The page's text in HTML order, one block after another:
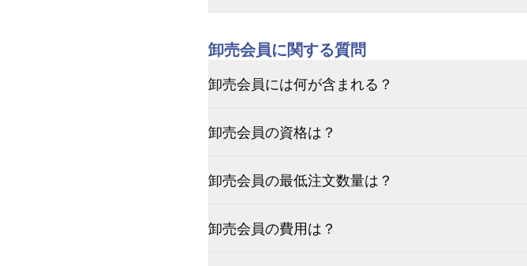
卸売会員に関する質問
卸売会員には何が含まれる？
卸売会員の資格は？
卸売会員の最低注文数量は？
卸売会員の費用は？